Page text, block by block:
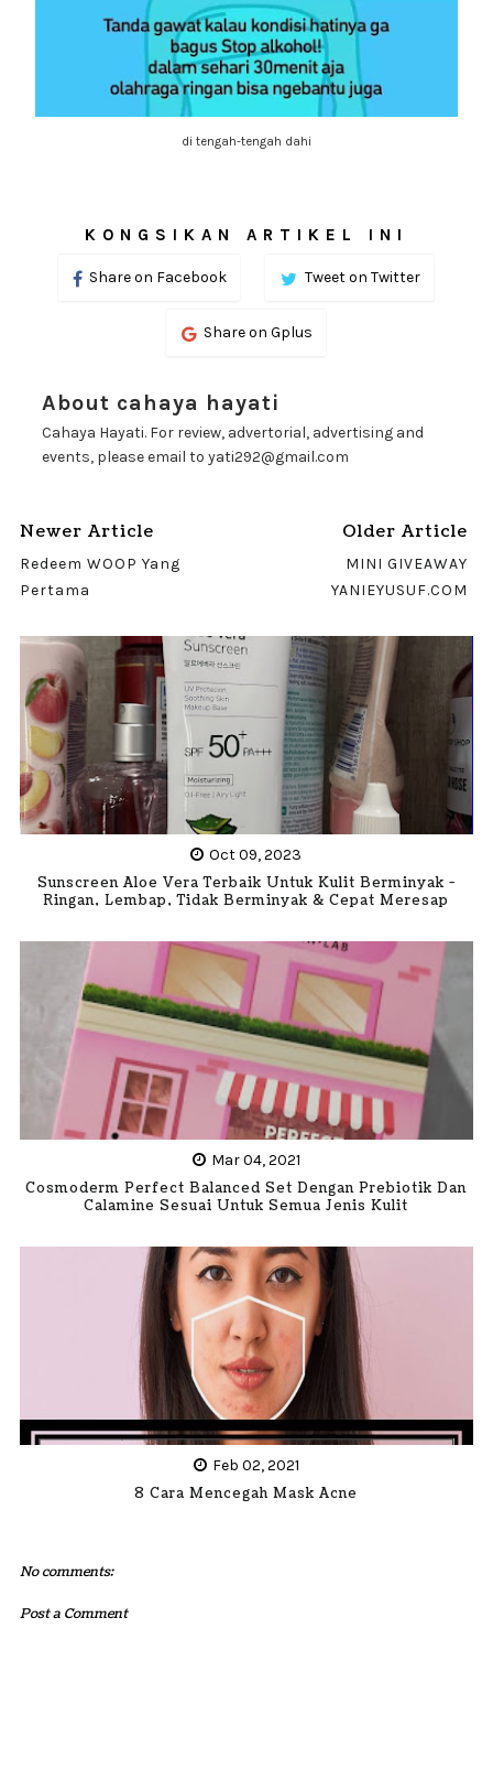
di tengah-tengah dahi
KONGSIKAN ARTIKEL INI
Share on Facebook Tweet on Twitter
Share on Gplus
About cahaya hayati
Cahaya Hayati. For review, advertorial, advertising and
events, please email to yati292@gmail.com
Newer Article
Redeem WOOP Yang
Pertama
Older Article
MINI GIVEAWAY
YANIEYUSUF.COM
Oct 09, 2023
Sunscreen Aloe Vera Terbaik Untuk Kulit Berminyak -
Ringan, Lembap, Tidak Berminyak & Cepat Meresap
Mar 04, 2021
Cosmoderm Perfect Balanced Set Dengan Prebiotik Dan
Calamine Sesuai Untuk Semua Jenis Kulit
Feb 02, 2021
8 Cara Mencegah Mask Acne
No comments:
Post a Comment